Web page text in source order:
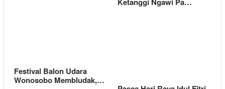
Festival Balon Udara
Wonosobo Membludak,…